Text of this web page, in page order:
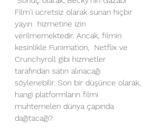
Film'i ücretsiz olarak sunan hiçbir
yayın  hizmetine izin
verilmemektedir. Ancak, filmin
kesinlikle Funimation,  Netflix ve
Crunchyroll gibi hizmetler
tarafından satın alınacağı
söylenebilir. Son bir düşünce olarak,
hangi platformların filmi
muhtemelen dünya çapında
dağıtacağı?